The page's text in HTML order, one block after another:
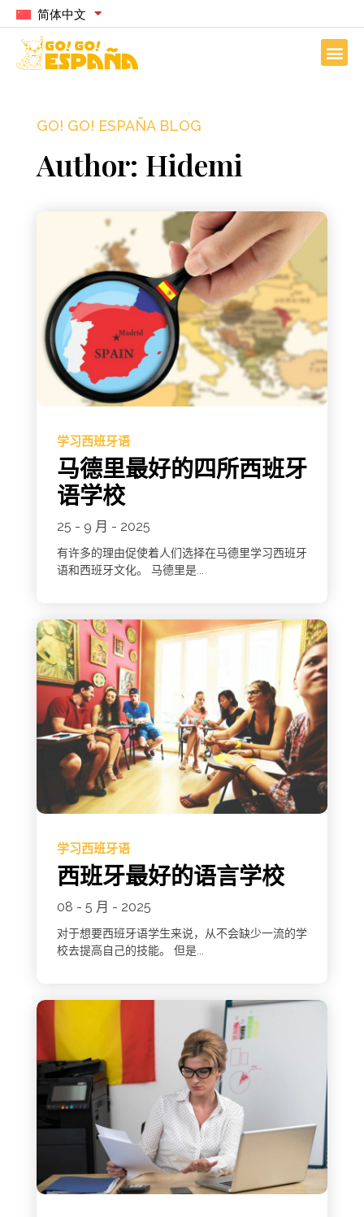
简体中文
GO! GO! ESPAÑA BLOG
Author: Hidemi
学习西班牙语
马德里最好的四所西班牙
语学校
25 - 9 月 - 2025
有许多的理由促使着人们选择在马德里学习西班牙
语和西班牙文化。 马德里是...
学习西班牙语
西班牙最好的语言学校
08 - 5 月 - 2025
对于想要西班牙语学生来说，从不会缺少一流的学
校去提高自己的技能。 但是...